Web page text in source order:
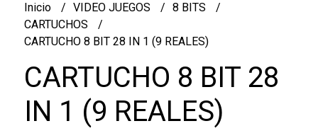
Inicio VIDEO JUEGOS
8 BITS
CARTUCHOS
CARTUCHO 8 BIT 28 IN 1 (9 REALES)
CARTUCHO 8 BIT 28
IN 1 (9 REALES)